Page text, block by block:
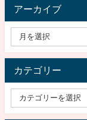
アーカイブ
カテゴリー